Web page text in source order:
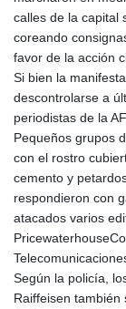
calles de la capital
coreando
favor de la acción
Si bien la
descontrolarse a
periodistas de la
Pequeños grupos
con el rostro
cemento y
respondieron con
atacados varios
Según la policía,
Raiffeisen también